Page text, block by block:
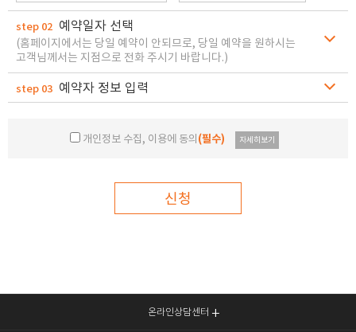
step 02 예약일자 선택
(홈페이지에서는 당일 예약이 안되므로, 당일 예약을 원하시는
고객님께서는 지점으로 전화 주시기 바랍니다.)
step 03 예약자 정보 입력
개인정보 수집, 이용에 동의 (필수) 자세히보기
신청
온라인상담센터